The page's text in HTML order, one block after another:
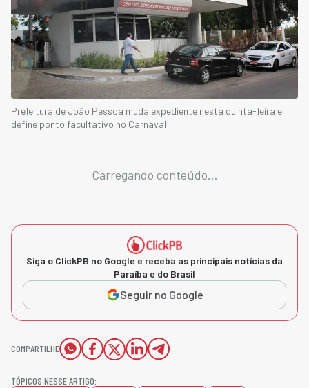
Prefeitura de João Pessoa muda expediente nesta quinta-feira e
define ponto facultativo no Carnaval
Carregando conteúdo...
Siga o ClickPB no Google e receba as principais notícias da
Paraíba e do Brasil
Seguir no Google
COMPARTILHE
TÓPICOS NESSE ARTIGO: